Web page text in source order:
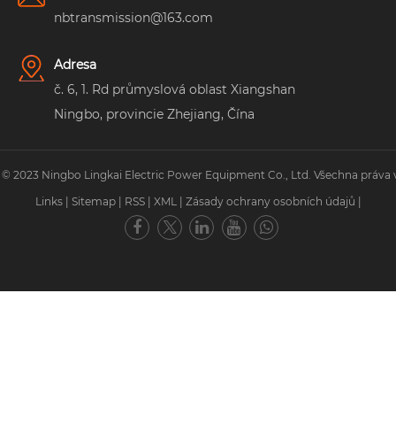
nbtransmission@163.com
Adresa
č. 6, 1. Rd průmyslová oblast Xiangshan
Ningbo, provincie Zhejiang, Čína
2023 Ningbo Lingkai Electric Power Equipment Co., Ltd. Všechna práva
Links
Sitemap RSS XML Zásady ochrany osobních údajů